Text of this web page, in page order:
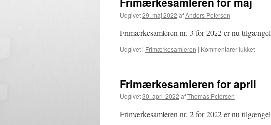
Udgivet29. maj 2022 afAnders Petersen
Frimærkesamleren nr. 3 for 2022 er nu
Udgivet i Frimærkesamleren | Kommentarer lukkettil
Frimærkesamleren for april
Udgivet30. april 2022 afThomas Petersen
Frimærkesamleren nr. 2 for 2022 er nu